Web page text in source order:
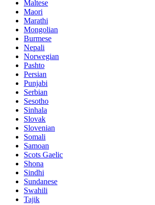
Maltese
Maori
Marathi
Mongolian
Burmese
Nepali
Norwegian
Pashto
Persian
Punjabi
Serbian
Sesotho
Sinhala
Slovak
Slovenian
Somali
Samoan
Scots Gaelic
Shona
Sindhi
Sundanese
Swahili
Tajik